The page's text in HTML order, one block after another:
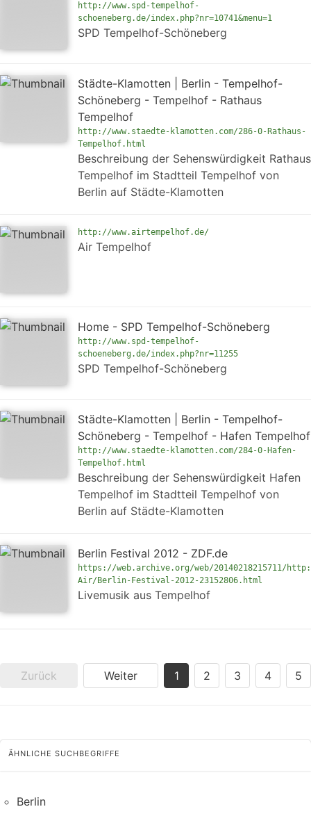
http://www.spd-tempelhof-
schoeneberg.de/index.php?nr=10741&menu=1
SPD Tempelhof-Schöneberg
Städte-Klamotten | Berlin - Tempelhof-
Schöneberg - Tempelhof - Rathaus
Tempelhof
http://www.staedte-klamotten.com/286-0-Rathaus-
Tempelhof.html
Beschreibung der Sehenswürdigkeit Rathaus
Tempelhof im Stadtteil Tempelhof von
Berlin auf Städte-Klamotten
http://www.airtempelhof.de/
Air Tempelhof
Home - SPD Tempelhof-Schöneberg
http://www.spd-tempelhof-
schoeneberg.de/index.php?nr=11255
SPD Tempelhof-Schöneberg
Städte-Klamotten | Berlin - Tempelhof-
Schöneberg - Tempelhof - Hafen Tempelhof
http://www.staedte-klamotten.com/284-0-Hafen-
Tempelhof.html
Beschreibung der Sehenswürdigkeit Hafen
Tempelhof im Stadtteil Tempelhof von
Berlin auf Städte-Klamotten
Berlin Festival 2012 - ZDF.de
https://web.archive.org/web/20140218215711/
Air/Berlin-Festival-2012-23152806.html
Livemusik aus Tempelhof
Zurück Weiter 1 2 3 4 5
ÄHNLICHE SUCHBEGRIFFE
Berlin